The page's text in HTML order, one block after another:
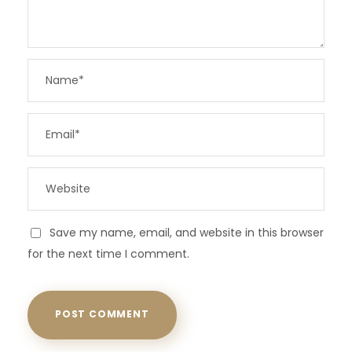
Save my name, email, and website in this browser
for the next time I comment.